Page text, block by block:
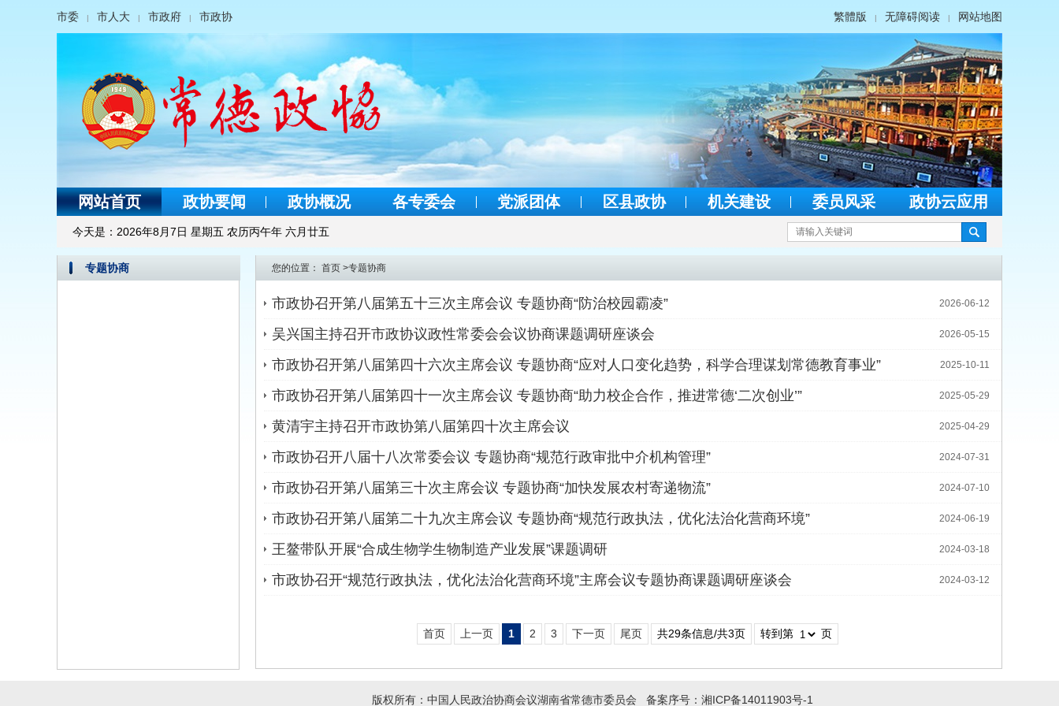
市委 | 市人大 | 市政府 | 市政协 繁體版 | 无障碍阅读 | 网站地图
网站首页 政协要闻 政协概况 各专委会 党派团体 区县政协 机关建设 委员风采 政协云应用
今天是： 2026年8月7日 星期五 农历丙午年 六月廿五
专题协商 您的位置： 首页 >专题协商
2026-06-12
市政协召开第八届第五十三次主席会议 专题协商“防治校园霸凌”
2026-05-15
吴兴国主持召开市政协议政性常委会会议协商课题调研座谈会
2025-10-11
市政协召开第八届第四十六次主席会议 专题协商“应对人口变化趋势，科学合理谋划常德教育事业”
2025-05-29
市政协召开第八届第四十一次主席会议 专题协商“助力校企合作，推进常德‘二次创业’”
2025-04-29
黄清宇主持召开市政协第八届第四十次主席会议
2024-07-31
市政协召开八届十八次常委会议 专题协商“规范行政审批中介机构管理”
2024-07-10
市政协召开第八届第三十次主席会议 专题协商“加快发展农村寄递物流”
2024-06-19
市政协召开第八届第二十九次主席会议 专题协商“规范行政执法，优化法治化营商环境”
2024-03-18
王鳌带队开展“合成生物学生物制造产业发展”课题调研
2024-03-12
市政协召开“规范行政执法，优化法治化营商环境”主席会议专题协商课题调研座谈会
首页 上一页 1 2 3 下一页 尾页 共29条信息/共3页 转到第 页
版权所有：中国人民政治协商会议湖南省常德市委员会 备案序号： 湘ICP备14011903号-1